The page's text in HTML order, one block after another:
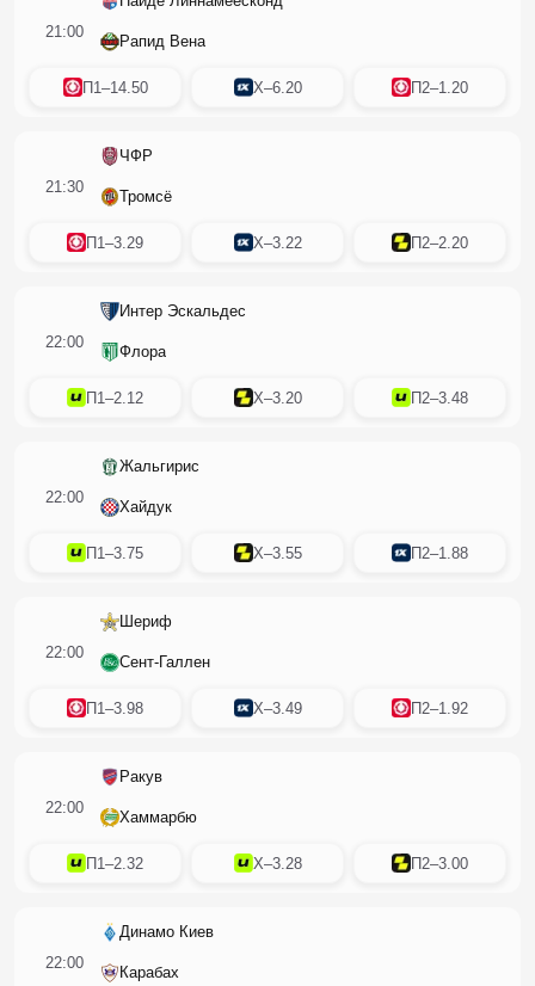
21:00
Рапид Вена
П1–14.50 X–6.20 П2–1.20
21:30
ЧФР
Тромсё
П1–3.29 X–3.22 П2–2.20
22:00
Интер Эскальдес
Флора
П1–2.12 X–3.20 П2–3.48
22:00
Жальгирис
Хайдук
П1–3.75 X–3.55 П2–1.88
22:00
Шериф
Сент-Галлен
П1–3.98 X–3.49 П2–1.92
22:00
Ракув
Хаммарбю
П1–2.32 X–3.28 П2–3.00
22:00
Динамо Киев
Карабах